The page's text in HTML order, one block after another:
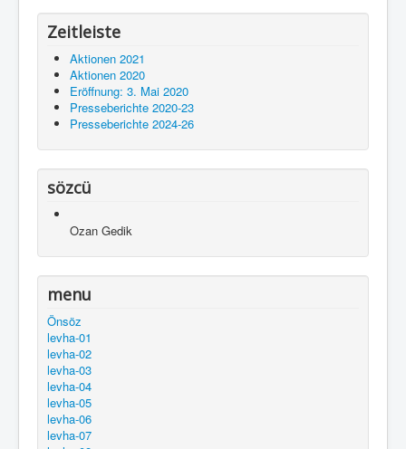
Zeitleiste
Aktionen 2021
Aktionen 2020
Eröffnung: 3. Mai 2020
Presseberichte 2020-23
Presseberichte 2024-26
sözcü
Ozan Gedik
menu
Önsöz
levha-01
levha-02
levha-03
levha-04
levha-05
levha-06
levha-07